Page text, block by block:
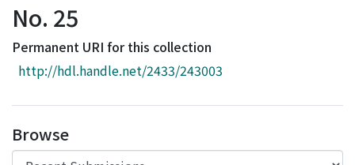
Download Ranking
Access Statistics
No. 25
Permanent URI for this collection
http://hdl.handle.net/2433/243003
Browse